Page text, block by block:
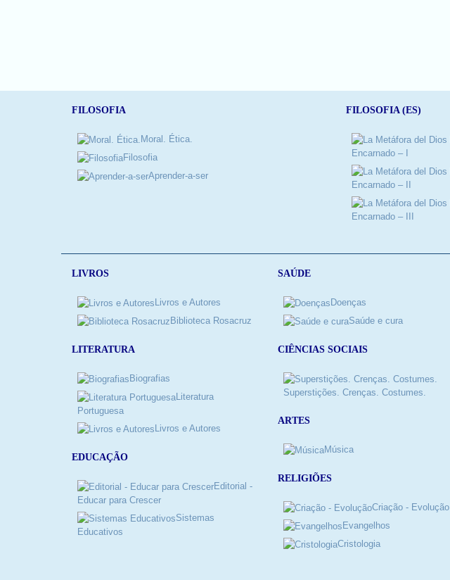
FILOSOFIA
Moral. Ética.
Filosofia
Aprender-a-ser
FILOSOFIA (ES)
Encarnado – I
Encarnado – II
Encarnado – III
LIVROS
Livros e Autores
Biblioteca Rosacruz
LITERATURA
Biografias
Literatura
Portuguesa
Livros e Autores
EDUCAÇÃO
Editorial -
Educar para Crescer
Sistemas
Educativos
SAÚDE
Doenças
Saúde e cura
CIÊNCIAS SOCIAIS
Superstições. Crenças. Costumes.
ARTES
Música
RELIGIÕES
Criação - Evolução
Evangelhos
Cristologia